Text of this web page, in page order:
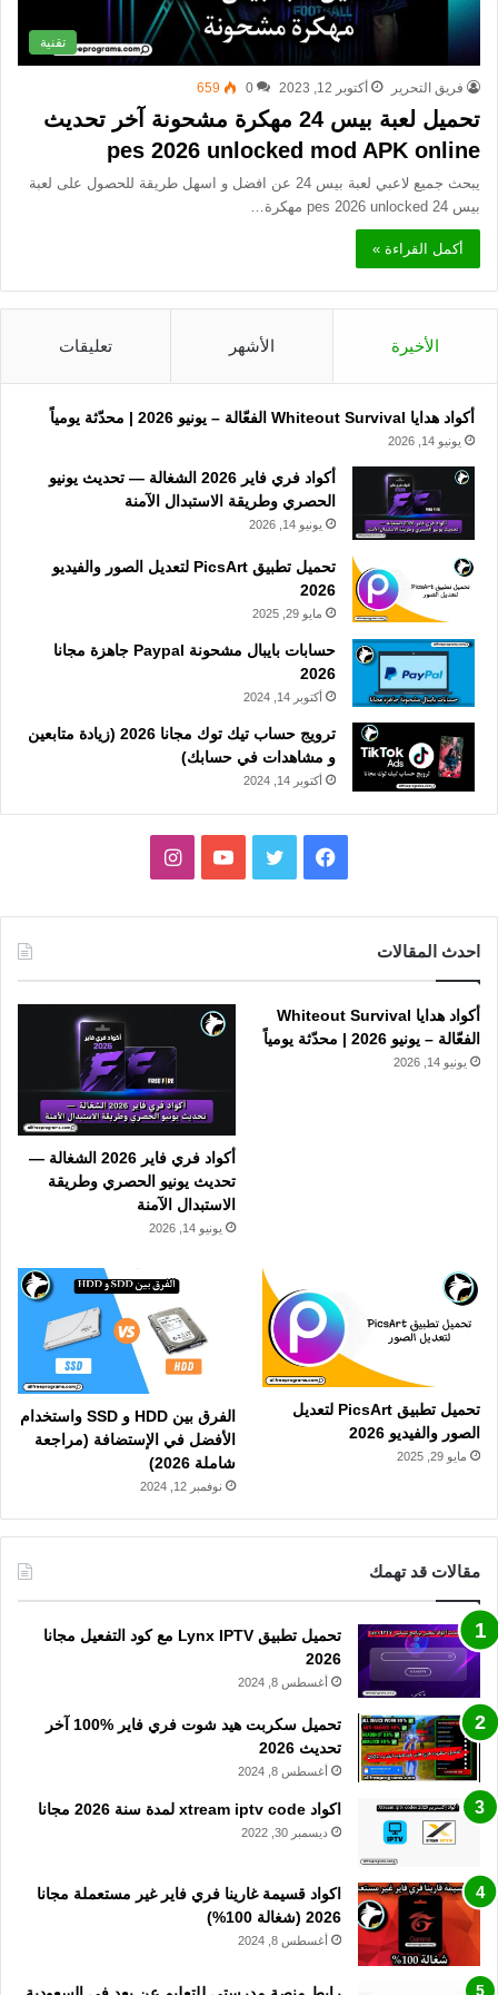
تقنية
فريق التحرير أكتوبر 12, 2023 0
659
تحميل لعبة بيس 24 مهكرة مشحونة آخر تحديث
pes 2026 unlocked mod APK online
يبحث جميع لاعبي لعبة بيس 24 عن افضل و اسهل طريقة للحصول على لعبة
بيس 24 pes 2026 unlocked مهكرة…
أكمل القراءة »
الأخيرة الأشهر تعليقات
أكواد هدايا Whiteout Survival الفعّالة – يونيو 2026 | محدّثة يومياً
يونيو 14, 2026
أكواد فري فاير 2026 الشغالة — تحديث يونيو
الحصري وطريقة الاستبدال الآمنة
يونيو 14, 2026
تحميل تطبيق PicsArt لتعديل الصور والفيديو
2026
مايو 29, 2025
حسابات بايبال مشحونة Paypal جاهزة مجانا
2026
أكتوبر 14, 2024
ترويج حساب تيك توك مجانا 2026 (زيادة متابعين
و مشاهدات في حسابك)
أكتوبر 14, 2024
فيسبوك تويتر يوتيوبانستقرام
احدث المقالات
أكواد هدايا Whiteout Survival
الفعّالة – يونيو 2026 | محدّثة يومياً
يونيو 14, 2026
أكواد فري فاير 2026 الشغالة —
تحديث يونيو الحصري وطريقة
الاستبدال الآمنة
يونيو 14, 2026
تحميل تطبيق PicsArt لتعديل
الصور والفيديو 2026
مايو 29, 2025
الفرق بين HDD و SSD واستخدام
الأفضل في الإستضافة (مراجعة
شاملة 2026)
نوفمبر 12, 2024
مقالات قد تهمك
تحميل تطبيق Lynx IPTV مع كود التفعيل مجانا
2026
أغسطس 8, 2024
تحميل سكربت هيد شوت فري فاير %100 آخر
تحديث 2026
أغسطس 8, 2024
اكواد xtream iptv code لمدة سنة 2026 مجانا
ديسمبر 30, 2022
اكواد قسيمة غارينا فري فاير غير مستعملة مجانا
2026 (شغالة 100%)
أغسطس 8, 2024